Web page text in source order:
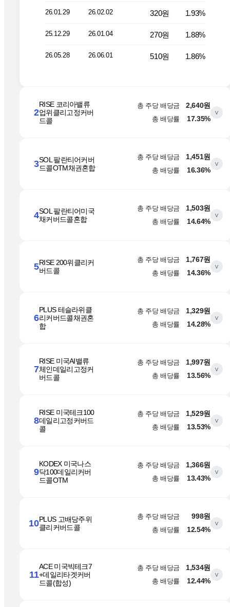
26.01.29 26.02.02 320원 1.93%
25.12.29 26.01.04 270원 1.88%
26.05.28 26.06.01 510원 1.86%
2
RISE 코리아밸류
업위클리고정커버
드콜
총 주당 배당금
2,640원
총 배당률
17.35%
∨
3SOL 팔란티어커버
드콜OTM채권혼합
총 주당 배당금
1,451원
총 배당률
16.36%
∨
4SOL 팔란티어미국
채커버드콜혼합
총 주당 배당금
1,503원
총 배당률
14.64%
∨
5RISE 200위클리커
버드콜
총 주당 배당금
1,767원
총 배당률
14.36%
∨
6
PLUS 테슬라위클
리커버드콜채권혼
합
총 주당 배당금
1,329원
총 배당률
14.28%
∨
7
RISE 미국AI밸류
체인데일리고정커
버드콜
총 주당 배당금
1,997원
총 배당률
13.56%
∨
8
RISE 미국테크100
데일리고정커버드
콜
총 주당 배당금
1,529원
총 배당률
13.53%
∨
9
KODEX 미국나스
닥100데일리커버
드콜OTM
총 주당 배당금
1,366원
총 배당률
13.43%
∨
10PLUS 고배당주위
클리커버드콜
총 주당 배당금
998원
총 배당률
12.54%
∨
11
ACE 미국빅테크7
+데일리타겟커버
드콜(합성)
총 주당 배당금
1,534원
총 배당률
12.44%
∨